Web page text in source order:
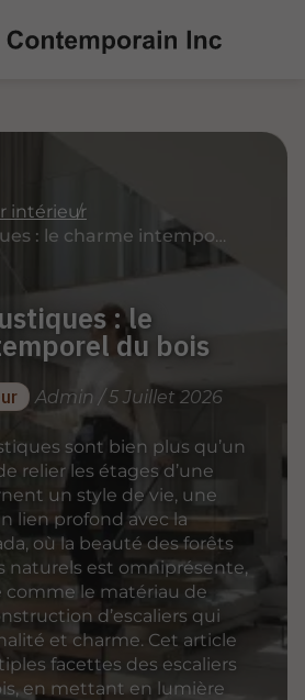
intérieur
Escaliers rustiques : le charme intemporel du bois
: le
du bois
Admin / 5 Juillet 2026
sont bien plus qu’un
relier les étages d’une
un style de vie, une
lien profond avec la
où la beauté des forêts
naturels est omniprésente,
comme le matériau de
d’escaliers qui
et charme. Cet article
facettes des escaliers
en mettant en lumière